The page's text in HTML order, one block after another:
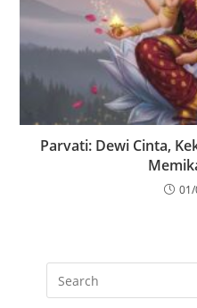
Parvati: Dewi Cinta,